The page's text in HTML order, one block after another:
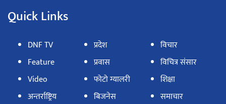
Quick Links
DNF TV
Feature
Video
अन्तर्राष्ट्रिय
प्रदेश
प्रवास
फोटो ग्यालरी
बिजनेस
विचार
विचित्र संसार
शिक्षा
समाचार